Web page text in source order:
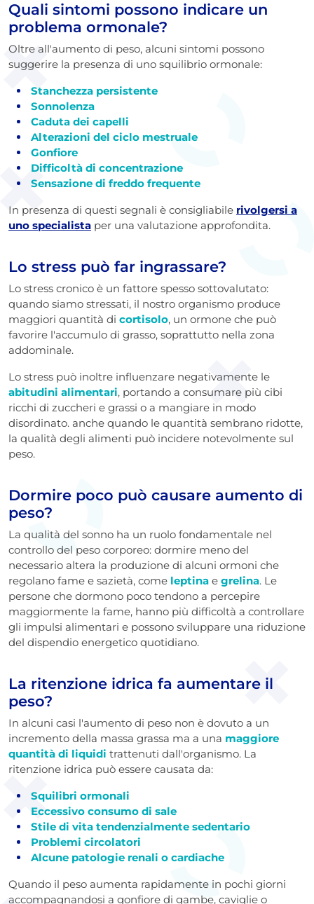
Quali sintomi possono indicare un
problema ormonale?
Oltre all'aumento di peso, alcuni sintomi possono
suggerire la presenza di uno squilibrio ormonale:
Stanchezza persistente
Sonnolenza
Caduta dei capelli
Alterazioni del ciclo mestruale
Gonfiore
Difficoltà di concentrazione
Sensazione di freddo frequente
In presenza di questi segnali è consigliabile rivolgersi a
uno specialista per una valutazione approfondita.
Lo stress può far ingrassare?
Lo stress cronico è un fattore spesso sottovalutato:
quando siamo stressati, il nostro organismo produce
maggiori quantità di cortisolo, un ormone che può
favorire l'accumulo di grasso, soprattutto nella zona
addominale.
Lo stress può inoltre influenzare negativamente le
abitudini alimentari, portando a consumare più cibi
ricchi di zuccheri e grassi o a mangiare in modo
disordinato. anche quando le quantità sembrano ridotte,
la qualità degli alimenti può incidere notevolmente sul
peso.
Dormire poco può causare aumento di
peso?
La qualità del sonno ha un ruolo fondamentale nel
controllo del peso corporeo: dormire meno del
necessario altera la produzione di alcuni ormoni che
regolano fame e sazietà, come leptina e grelina. Le
persone che dormono poco tendono a percepire
maggiormente la fame, hanno più difficoltà a controllare
gli impulsi alimentari e possono sviluppare una riduzione
del dispendio energetico quotidiano.
La ritenzione idrica fa aumentare il
peso?
In alcuni casi l'aumento di peso non è dovuto a un
incremento della massa grassa ma a una maggiore
quantità di liquidi trattenuti dall'organismo. La
ritenzione idrica può essere causata da:
Squilibri ormonali
Eccessivo consumo di sale
Stile di vita tendenzialmente sedentario
Problemi circolatori
Alcune patologie renali o cardiache
Quando il peso aumenta rapidamente in pochi giorni
accompagnandosi a gonfiore di gambe, caviglie o